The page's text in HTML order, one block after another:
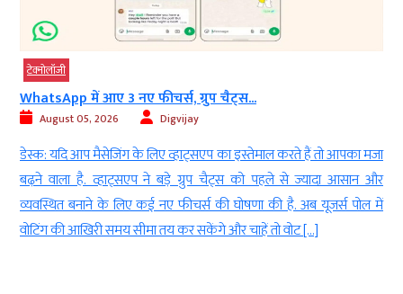
टेक्‍नोलॉजी
WhatsApp में आए 3 नए फीचर्स, ग्रुप चैट्स...
August 05, 2026 Digvijay
डेस्क: यदि आप मैसेजिंग के लिए व्हाट्सएप का इस्तेमाल करते हैं तो आपका मजा
बढ़ने वाला है. व्हाट्सएप ने बड़े ग्रुप चैट्स को पहले से ज्यादा आसान और
व्यवस्थित बनाने के लिए कई नए फीचर्स की घोषणा की है. अब यूजर्स पोल में
वोटिंग की आखिरी समय सीमा तय कर सकेंगे और चाहें तो वोट […]